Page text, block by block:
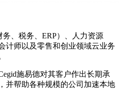
、税务、ERP）、人力资源
计师以及零售和创业领域云业务
施易德对其客户作出长期承
并帮助各种规模的公司加速本地